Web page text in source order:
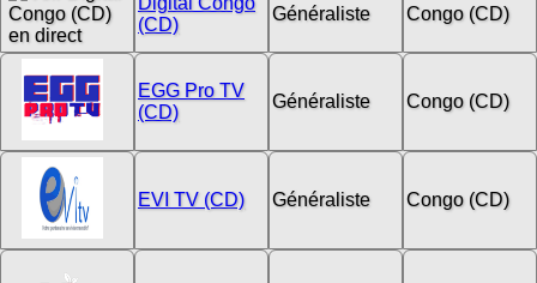
(CD)
Généraliste Congo (CD)
EGG Pro TV
(CD)
Généraliste Congo (CD)
EVI TV (CD) Généraliste Congo (CD)